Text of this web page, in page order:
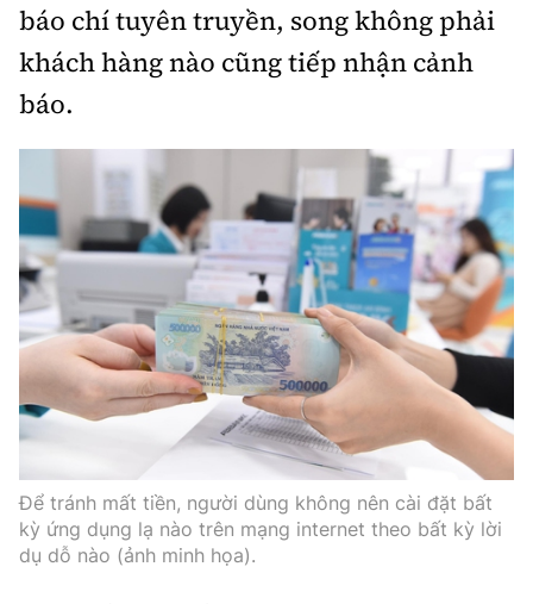
báo chí tuyên truyền, song không phải
khách hàng nào cũng tiếp nhận cảnh
báo.
Để tránh mất tiền, người dùng không nên cài đặt bất
kỳ ứng dụng lạ nào trên mạng internet theo bất kỳ lời
dụ dỗ nào (ảnh minh họa).